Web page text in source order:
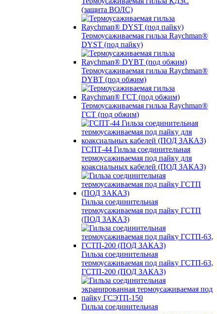
(защита ВОЛС)
Термоусаживаемая гильза Raychman®
DYST (под пайку)
Термоусаживаемая гильза Raychman®
DYBT (под обжим)
Термоусаживаемая гильза Raychman®
ГСТ (под обжим)
ГСПТ-44 Гильза соединительная
термоусаживаемая под пайку для
коаксиальных кабелей (ПОД ЗАКАЗ)
Гильза соединительная
термоусаживаемая под пайку ГСТП
(ПОД ЗАКАЗ)
Гильза соединительная
термоусаживаемая под пайку ГСТП-63,
ГСТП-200 (ПОД ЗАКАЗ)
Гильза соединительная